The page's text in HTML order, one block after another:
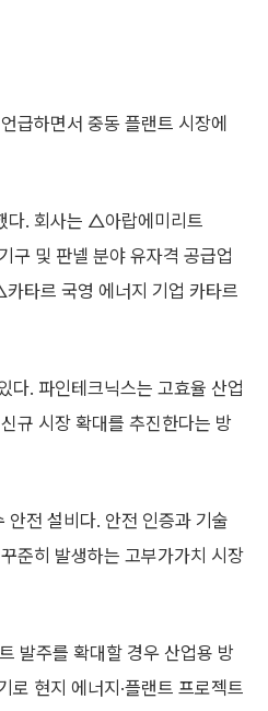
급하면서 중동 플랜트 시장에
다. 회사는 △아랍에미리트
및 판넬 분야 유자격 공급업
타르 국영 에너지 기업 카타르
다. 파인테크닉스는 고효율 산업
규 시장 확대를 추진한다는 방
안전 설비다. 안전 인증과 기술
준히 발생하는 고부가가치 시장
발주를 확대할 경우 산업용 방
현지 에너지·플랜트 프로젝트